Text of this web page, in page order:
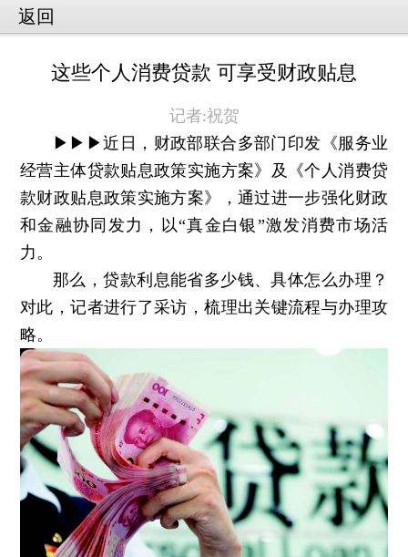
返回
这些个人消费贷款 可享受财政贴息
记者:祝贺
▶▶▶近日，财政部联合多部门印发《服务业
经营主体贷款贴息政策实施方案》及《个人消费贷
款财政贴息政策实施方案》，通过进一步强化财政
和金融协同发力，以“真金白银”激发消费市场活
力。
那么，贷款利息能省多少钱、具体怎么办理？
对此，记者进行了采访，梳理出关键流程与办理攻
略。